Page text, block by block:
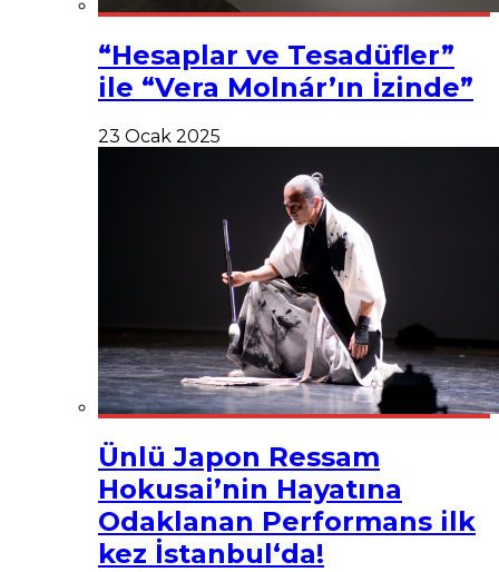
“Hesaplar ve Tesadüfler”
ile “Vera Molnár’ın İzinde”
23 Ocak 2025
Ünlü Japon Ressam
Hokusai’nin Hayatına
Odaklanan Performans ilk
kez İstanbul‘da!